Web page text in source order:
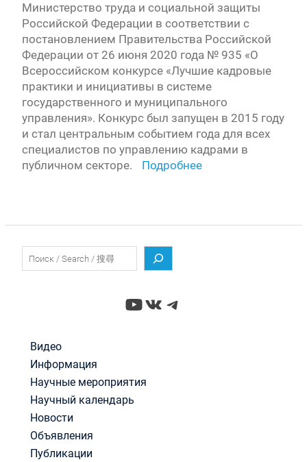
Министерство труда и социальной защиты
Российской Федерации в соответствии с
постановлением Правительства Российской
Федерации от 26 июня 2020 года № 935 «О
Всероссийском конкурсе «Лучшие кадровые
практики и инициативы в системе
государственного и муниципального
управления». Конкурс был запущен в 2015 году
и стал центральным событием года для всех
специалистов по управлению кадрами в
публичном секторе.
Подробнее
YouTube
ВКонтакте
Telegram
Видео
Информация
Научные мероприятия
Научный календарь
Новости
Объявления
Публикации